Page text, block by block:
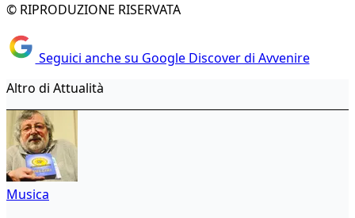
© RIPRODUZIONE RISERVATA
Seguici anche su Google Discover di Avvenire
Altro di Attualità
Musica